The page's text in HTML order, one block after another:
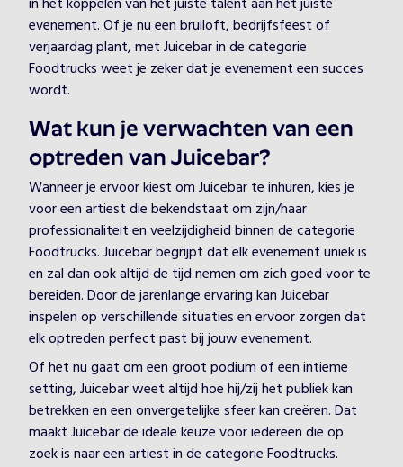
evenement. Of je nu een bruiloft, bedrijfsfeest of
verjaardag plant, met Juicebar in de categorie
Foodtrucks weet je zeker dat je evenement een succes
wordt.
Wat kun je verwachten van een
optreden van Juicebar?
Wanneer je ervoor kiest om Juicebar te inhuren, kies je
voor een artiest die bekendstaat om zijn/haar
professionaliteit en veelzijdigheid binnen de categorie
Foodtrucks. Juicebar begrijpt dat elk evenement uniek is
en zal dan ook altijd de tijd nemen om zich goed voor te
bereiden. Door de jarenlange ervaring kan Juicebar
inspelen op verschillende situaties en ervoor zorgen dat
elk optreden perfect past bij jouw evenement.
Of het nu gaat om een groot podium of een intieme
setting, Juicebar weet altijd hoe hij/zij het publiek kan
betrekken en een onvergetelijke sfeer kan creëren. Dat
maakt Juicebar de ideale keuze voor iedereen die op
zoek is naar een artiest in de categorie Foodtrucks.